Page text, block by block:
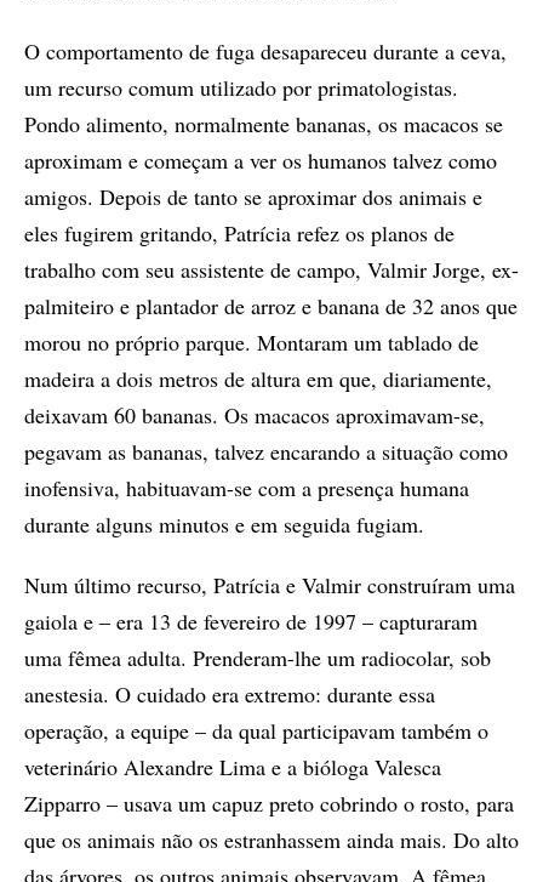
O comportamento de fuga desapareceu durante a ceva,
um recurso comum utilizado por primatologistas.
Pondo alimento, normalmente bananas, os macacos se
aproximam e começam a ver os humanos talvez como
amigos. Depois de tanto se aproximar dos animais e
eles fugirem gritando, Patrícia refez os planos de
trabalho com seu assistente de campo, Valmir Jorge, ex-
palmiteiro e plantador de arroz e banana de 32 anos que
morou no próprio parque. Montaram um tablado de
madeira a dois metros de altura em que, diariamente,
deixavam 60 bananas. Os macacos aproximavam-se,
pegavam as bananas, talvez encarando a situação como
inofensiva, habituavam-se com a presença humana
durante alguns minutos e em seguida fugiam.
Num último recurso, Patrícia e Valmir construíram uma
gaiola e – era 13 de fevereiro de 1997 – capturaram
uma fêmea adulta. Prenderam-lhe um radiocolar, sob
anestesia. O cuidado era extremo: durante essa
operação, a equipe – da qual participavam também o
veterinário Alexandre Lima e a bióloga Valesca
Zipparro – usava um capuz preto cobrindo o rosto, para
que os animais não os estranhassem ainda mais. Do alto
das árvores, os outros animais observavam. A fêmea